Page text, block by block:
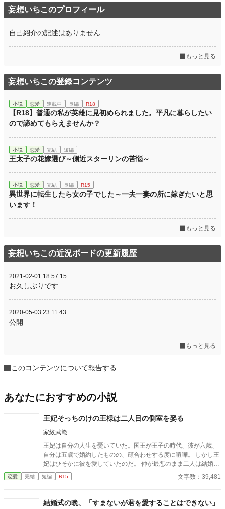
妄想いちこのプロフィール
自己紹介の記述はありません
もっと見る
妄想いちこの登録コンテンツ
小説 恋愛 連載中 長編 R18
【R18】普通の私が英雄に見初められました。平凡に暮らしたい
ので諦めてもらえませんか？
小説 恋愛 完結 短編
王太子の花嫁選び～側近スターリンの苦悩～
小説 恋愛 完結 長編 R15
異世界に転生したら女の子でした～一夫一妻の所に嫁ぎたいと思
います！
もっと見る
妄想いちこの近況ボードの更新履歴
2021-02-01 18:57:15
お久しぶりです
2020-05-03 23:11:43
公開
もっと見る
このコンテンツについて報告する
あなたにおすすめの小説
王妃そっちのけの王様は二人目の側室を娶る
家紋武範
王妃は自分の人生を憂いていた。国王が王子の時代、彼が六歳、
自分は五歳で婚約したものの、顔合わせする度に喧嘩。 しかし王
妃はひそかに彼を愛していたのだ。 仲が最悪のまま二人は結婚
し、結婚生活が始まるが当然国王は王妃の部屋に来ることはな
い。 そればかりか国王は側室を持ち、さらに二人目の側室を王宮
恋愛 完結 短編 R15 文字数：39,481
結婚式の晩、「すまないが君を愛することはできない」